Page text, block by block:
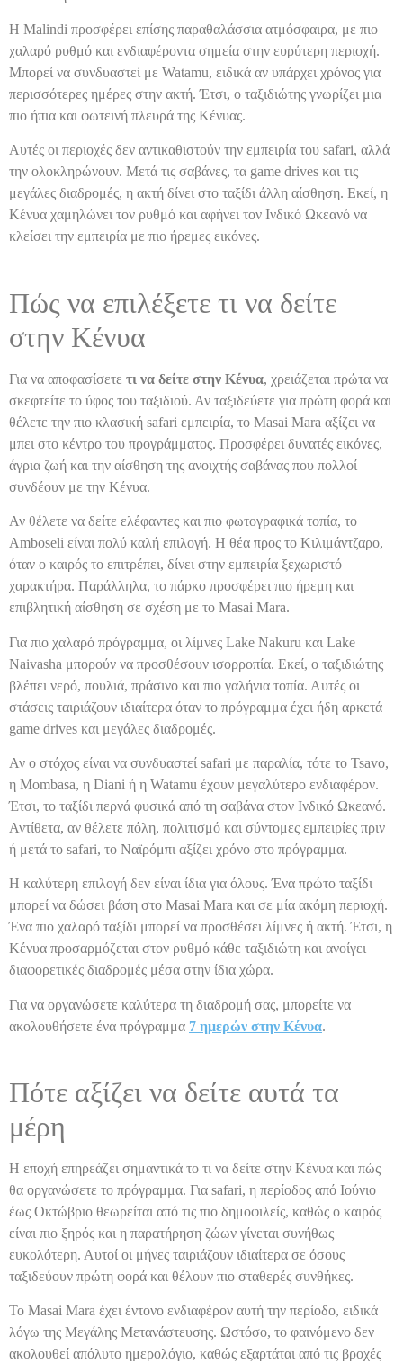
Η Malindi προσφέρει επίσης παραθαλάσσια ατμόσφαιρα, με πιο
χαλαρό ρυθμό και ενδιαφέροντα σημεία στην ευρύτερη περιοχή.
Μπορεί να συνδυαστεί με Watamu, ειδικά αν υπάρχει χρόνος για
περισσότερες ημέρες στην ακτή. Έτσι, ο ταξιδιώτης γνωρίζει μια
πιο ήπια και φωτεινή πλευρά της Κένυας.
Αυτές οι περιοχές δεν αντικαθιστούν την εμπειρία του safari, αλλά
την ολοκληρώνουν. Μετά τις σαβάνες, τα game drives και τις
μεγάλες διαδρομές, η ακτή δίνει στο ταξίδι άλλη αίσθηση. Εκεί, η
Κένυα χαμηλώνει τον ρυθμό και αφήνει τον Ινδικό Ωκεανό να
κλείσει την εμπειρία με πιο ήρεμες εικόνες.
Πώς να επιλέξετε τι να δείτε
στην Κένυα
Για να αποφασίσετε τι να δείτε στην Κένυα, χρειάζεται πρώτα να
σκεφτείτε το ύφος του ταξιδιού. Αν ταξιδεύετε για πρώτη φορά και
θέλετε την πιο κλασική safari εμπειρία, το Masai Mara αξίζει να
μπει στο κέντρο του προγράμματος. Προσφέρει δυνατές εικόνες,
άγρια ζωή και την αίσθηση της ανοιχτής σαβάνας που πολλοί
συνδέουν με την Κένυα.
Αν θέλετε να δείτε ελέφαντες και πιο φωτογραφικά τοπία, το
Amboseli είναι πολύ καλή επιλογή. Η θέα προς το Κιλιμάντζαρο,
όταν ο καιρός το επιτρέπει, δίνει στην εμπειρία ξεχωριστό
χαρακτήρα. Παράλληλα, το πάρκο προσφέρει πιο ήρεμη και
επιβλητική αίσθηση σε σχέση με το Masai Mara.
Για πιο χαλαρό πρόγραμμα, οι λίμνες Lake Nakuru και Lake
Naivasha μπορούν να προσθέσουν ισορροπία. Εκεί, ο ταξιδιώτης
βλέπει νερό, πουλιά, πράσινο και πιο γαλήνια τοπία. Αυτές οι
στάσεις ταιριάζουν ιδιαίτερα όταν το πρόγραμμα έχει ήδη αρκετά
game drives και μεγάλες διαδρομές.
Αν ο στόχος είναι να συνδυαστεί safari με παραλία, τότε το Tsavo,
η Mombasa, η Diani ή η Watamu έχουν μεγαλύτερο ενδιαφέρον.
Έτσι, το ταξίδι περνά φυσικά από τη σαβάνα στον Ινδικό Ωκεανό.
Αντίθετα, αν θέλετε πόλη, πολιτισμό και σύντομες εμπειρίες πριν
ή μετά το safari, το Ναϊρόμπι αξίζει χρόνο στο πρόγραμμα.
Η καλύτερη επιλογή δεν είναι ίδια για όλους. Ένα πρώτο ταξίδι
μπορεί να δώσει βάση στο Masai Mara και σε μία ακόμη περιοχή.
Ένα πιο χαλαρό ταξίδι μπορεί να προσθέσει λίμνες ή ακτή. Έτσι, η
Κένυα προσαρμόζεται στον ρυθμό κάθε ταξιδιώτη και ανοίγει
διαφορετικές διαδρομές μέσα στην ίδια χώρα.
Για να οργανώσετε καλύτερα τη διαδρομή σας, μπορείτε να
ακολουθήσετε ένα πρόγραμμα 7 ημερών στην Κένυα.
Πότε αξίζει να δείτε αυτά τα
μέρη
Η εποχή επηρεάζει σημαντικά το τι να δείτε στην Κένυα και πώς
θα οργανώσετε το πρόγραμμα. Για safari, η περίοδος από Ιούνιο
έως Οκτώβριο θεωρείται από τις πιο δημοφιλείς, καθώς ο καιρός
είναι πιο ξηρός και η παρατήρηση ζώων γίνεται συνήθως
ευκολότερη. Αυτοί οι μήνες ταιριάζουν ιδιαίτερα σε όσους
ταξιδεύουν πρώτη φορά και θέλουν πιο σταθερές συνθήκες.
Το Masai Mara έχει έντονο ενδιαφέρον αυτή την περίοδο, ειδικά
λόγω της Μεγάλης Μετανάστευσης. Ωστόσο, το φαινόμενο δεν
ακολουθεί απόλυτο ημερολόγιο, καθώς εξαρτάται από τις βροχές